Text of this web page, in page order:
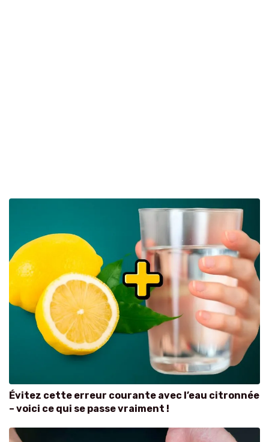
Évitez cette erreur courante avec l’eau citronnée
– voici ce qui se passe vraiment !